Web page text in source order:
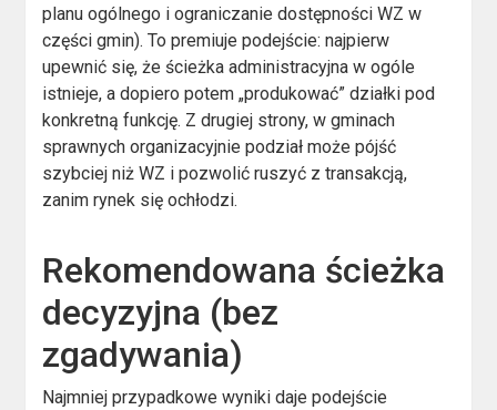
planu ogólnego i ograniczanie dostępności WZ w
części gmin). To premiuje podejście: najpierw
upewnić się, że ścieżka administracyjna w ogóle
istnieje, a dopiero potem „produkować” działki pod
konkretną funkcję. Z drugiej strony, w gminach
sprawnych organizacyjnie podział może pójść
szybciej niż WZ i pozwolić ruszyć z transakcją,
zanim rynek się ochłodzi.
Rekomendowana ścieżka
decyzyjna (bez
zgadywania)
Najmniej przypadkowe wyniki daje podejście